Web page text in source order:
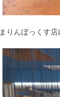
まりんぼっくす